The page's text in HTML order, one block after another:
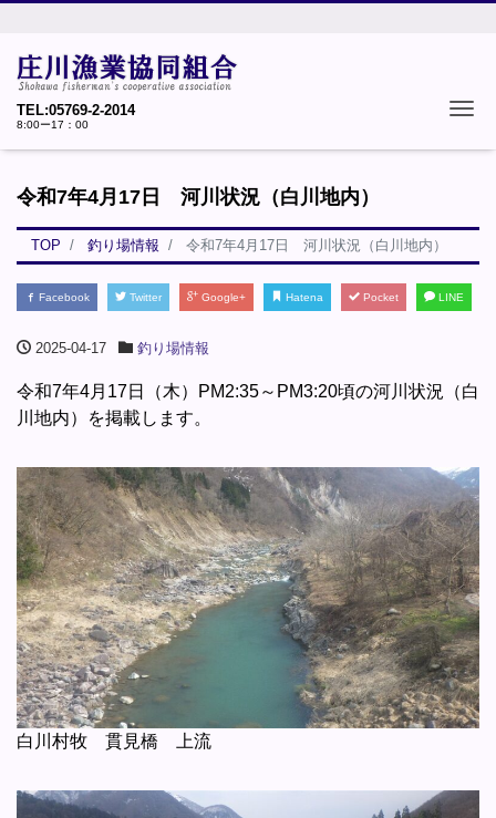
TEL:05769-2-2014
8:00ー17：00
令和7年4月17日 河川状況（白川地内）
TOP 釣り場情報 令和7年4月17日 河川状況（白川地内）
Facebook Twitter Google+ Hatena Pocket LINE
2025-04-17 釣り場情報
令和7年4月17日（木）PM2:35～PM3:20頃の河川状況（白
川地内）を掲載します。
白川村牧 貫見橋 上流